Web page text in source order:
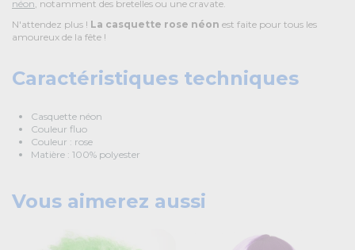
néon, notamment des bretelles ou une cravate.
N'attendez plus ! La casquette rose néon est faite pour tous les
amoureux de la fête !
Caractéristiques techniques
Casquette néon
Couleur fluo
Couleur : rose
Matière : 100% polyester
Vous aimerez aussi